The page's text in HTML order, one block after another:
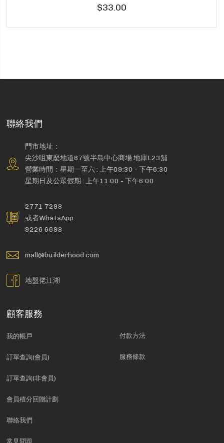
$33.00
聯絡我們
門市地址：
尖沙咀東麼地道67號半島中心商場 地庫L23舖
營業時間：星期一至六 : 上午09:30 - 下午6:30
星期日及公眾假期 : 上午11:00 - 下午6:00
2771 7298
或者WhatsApp
9226 6698
mall@builderhood.com
地盤佬江湖
顧客服務
我的帳戶
訂單查詢(會員)
訂單查詢(非會員)
會員積分回贈計劃
聯絡我們
常見問題
付款方法
服務條款